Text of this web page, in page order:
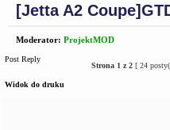
[Jetta A2
Moderator: ProjektMOD
Post Reply
Strona 1 z2 [ 24
Widok do druku